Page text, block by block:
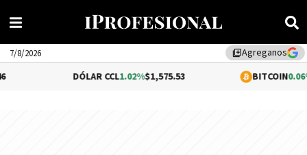
library_addAgreganos
7/8/2026
DÓLAR CCL1.02%$1,575.53 BITCOIN0.06%